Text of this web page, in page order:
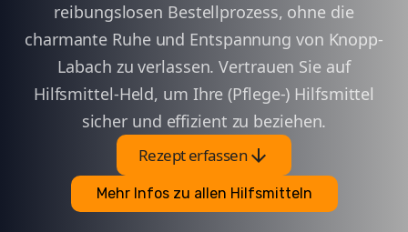
reibungslosen Bestellprozess, ohne die
charmante Ruhe und Entspannung von Knopp-
Labach zu verlassen. Vertrauen Sie auf
Hilfsmittel-Held, um Ihre (Pflege-) Hilfsmittel
sicher und effizient zu beziehen.
Rezept erfassenarrow_downward
Mehr Infos zu allen Hilfsmitteln